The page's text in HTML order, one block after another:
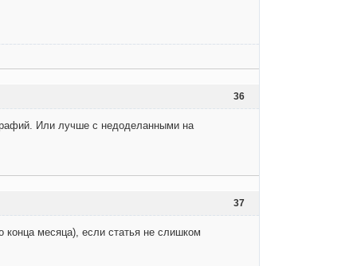
36
Или лучше с недоделанными на
37
месяца), если статья не слишком